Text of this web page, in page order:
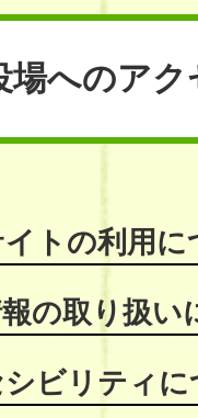
場へのアク
トの利用に
の取り扱い
ビリティに